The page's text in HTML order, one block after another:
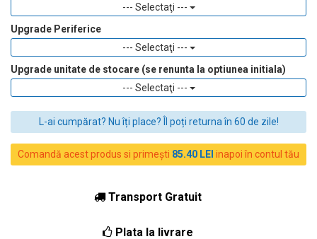
--- Selectaţi ---
Upgrade Periferice
--- Selectaţi ---
Upgrade unitate de stocare (se renunta la optiunea initiala)
--- Selectaţi ---
L-ai cumpărat? Nu îți place? Îl poți returna în 60 de zile!
Comandă acest produs si primești 85.40 LEI inapoi în contul tău
Transport Gratuit
Plata la livrare